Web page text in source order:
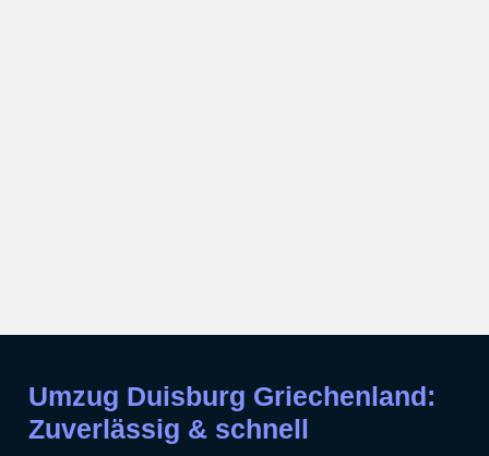
Umzug Duisburg Griechenland:
Zuverlässig & schnell